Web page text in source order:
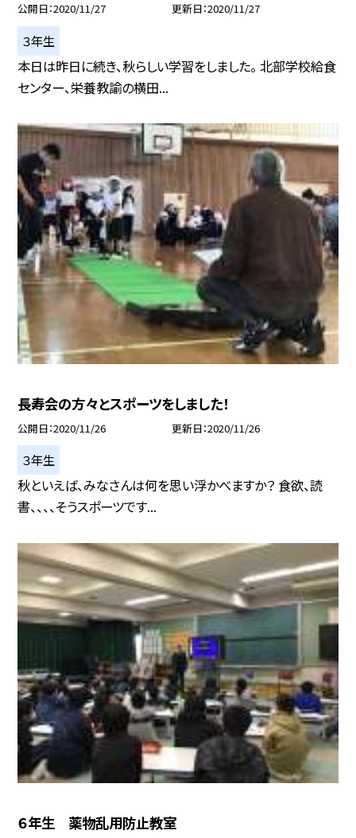
公開日 2020/11/27 更新日 2020/11/27
３年生
本日は昨日に続き、秋らしい学習をしました。 北部学校給食
センター、栄養教諭の横田...
長寿会の方々とスポーツをしました！
公開日 2020/11/26 更新日 2020/11/26
３年生
秋といえば、みなさんは何を思い浮かべますか？ 食欲、読
書、、、、そうスポーツです...
６年生 薬物乱用防止教室